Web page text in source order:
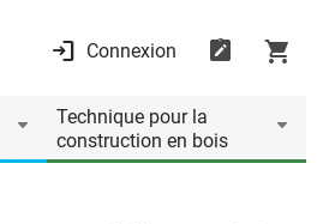
Connexion
Technique pour la
construction en bois
précédent prochain